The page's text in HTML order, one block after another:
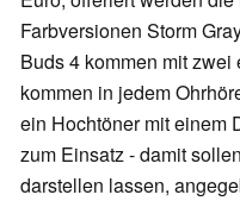
Farbversionen Storm
Buds 4 kommen mit
kommen in jedem
ein Hochtöner mit einem
zum Einsatz - damit
darstellen lassen,